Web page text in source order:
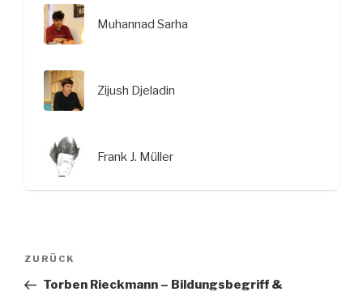
Muhannad Sarha
Zijush Djeladin
Frank J. Müller
Beitragsnavigation
Vorheriger
Beitrag
ZURÜCK
Torben Rieckmann – Bildungsbegriff &